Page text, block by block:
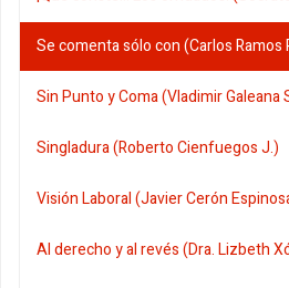
Se comenta sólo con (Carlos Ramos
Sin Punto y Coma (Vladimir Galeana
Singladura (Roberto Cienfuegos J.)
Visión Laboral (Javier Cerón
Al derecho y al revés (Dra. Lizbeth